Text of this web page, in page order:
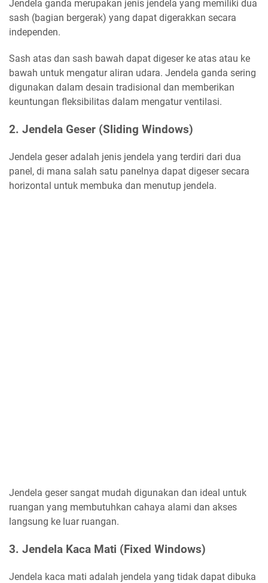
Jendela ganda merupakan jenis jendela yang memiliki dua
sash (bagian bergerak) yang dapat digerakkan secara
independen.
Sash atas dan sash bawah dapat digeser ke atas atau ke
bawah untuk mengatur aliran udara. Jendela ganda sering
digunakan dalam desain tradisional dan memberikan
keuntungan fleksibilitas dalam mengatur ventilasi.
2. Jendela Geser (Sliding Windows)
Jendela geser adalah jenis jendela yang terdiri dari dua
panel, di mana salah satu panelnya dapat digeser secara
horizontal untuk membuka dan menutup jendela.
Jendela geser sangat mudah digunakan dan ideal untuk
ruangan yang membutuhkan cahaya alami dan akses
langsung ke luar ruangan.
3. Jendela Kaca Mati (Fixed Windows)
Jendela kaca mati adalah jendela yang tidak dapat dibuka